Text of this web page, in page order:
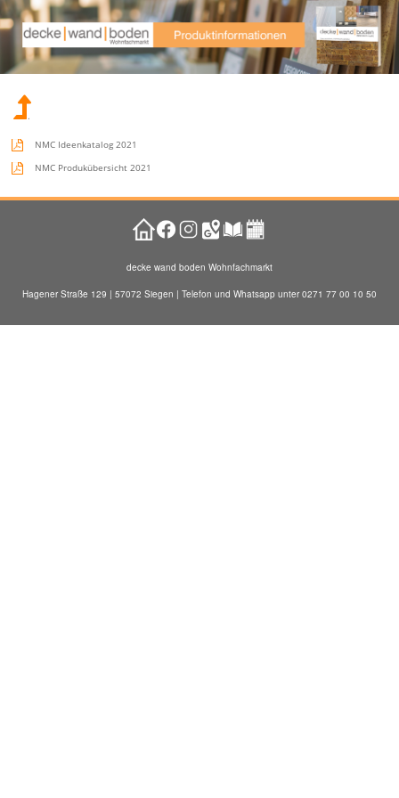
.
NMC Ideenkatalog 2021
NMC Produkübersicht 2021
decke wand boden Wohnfachmarkt
Hagener Straße 129 | 57072 Siegen | Telefon und Whatsapp unter 0271 77 00 10 50